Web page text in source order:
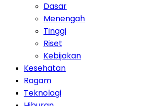
Dasar
Menengah
Tinggi
Riset
Kebijakan
Kesehatan
Ragam
Teknologi